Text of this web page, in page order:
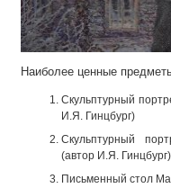
Наиболее ценные
Скульптурный
И.Я. Гинцбург)
Скульптурный
(автор И.Я. Гинцбург)
Письменный стол